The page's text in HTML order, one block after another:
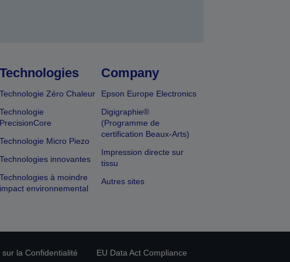
Technologies
Technologie Zéro Chaleur
Technologie
PrecisionCore
Technologie Micro Piezo
Technologies innovantes
Technologies à moindre
impact environnemental
Company
Epson Europe Electronics
Digigraphie®
(Programme de
certification Beaux-Arts)
Impression directe sur
tissu
Autres sites
la Confidentialité EU Data Act Compliance